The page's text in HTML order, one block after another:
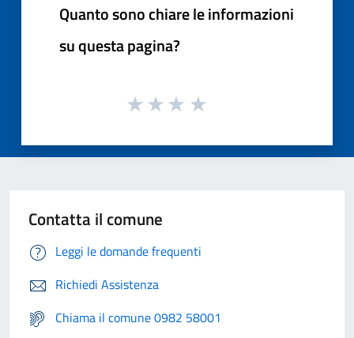
Quanto sono chiare le informazioni
su questa pagina?
Contatta il comune
Leggi le domande frequenti
Richiedi Assistenza
Chiama il comune 0982 58001